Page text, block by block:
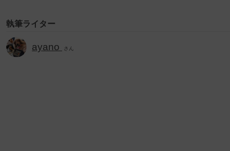
執筆ライター
ayano さん